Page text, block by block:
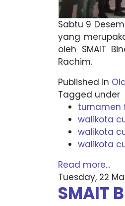
Sabtu 9
yang
oleh SMAIT
Rachim.
Published in
Tagged under
turnamen
walikota
walikota
walikota
Read more...
Tuesday, 22
SMAIT